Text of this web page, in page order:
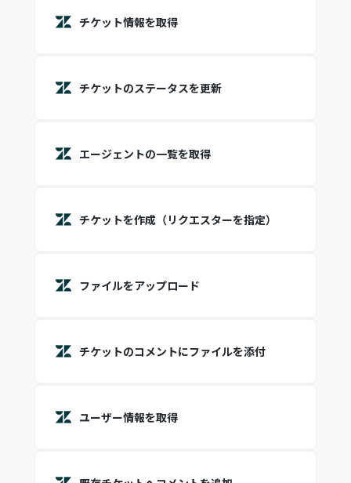
チケット情報を取得
チケットのステータスを更新
エージェントの一覧を取得
チケットを作成（リクエスターを指定）
ファイルをアップロード
チケットのコメントにファイルを添付
ユーザー情報を取得